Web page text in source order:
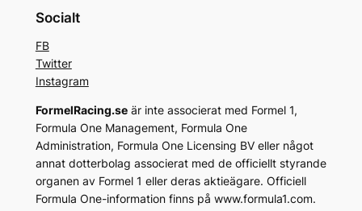
Socialt
FB
Twitter
Instagram
FormelRacing.seär inte associerat med Formel 1,
Formula One Management, Formula One
Administration, Formula One Licensing BV eller något
annat dotterbolag associerat med de officiellt styrande
organen av Formel 1 eller deras aktieägare. Officiell
Formula One-information finns på www.formula1.com.